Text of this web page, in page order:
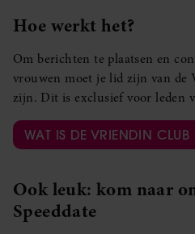
Hoe werkt het?
Om berichten te plaatsen en
vrouwen moet je lid zijn van de
zijn. Dit is exclusief voor leden
WAT IS DE VRIENDIN CLUB
Ook leuk: kom naar
Speeddate